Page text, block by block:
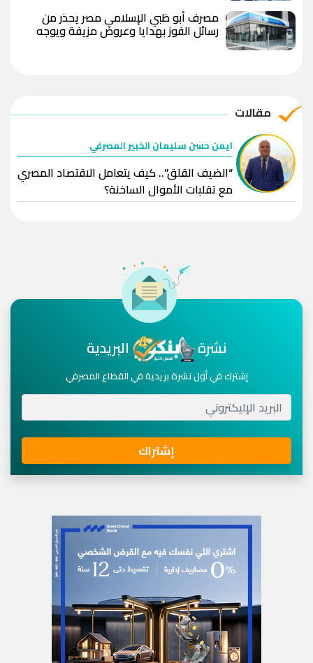
مصرف أبو ظبي الإسلامي مصر يحذر من
رسائل الفوز بهدايا وعروض مزيفة ويوجه
بعدم مشاركة البيانات المصرفية
مقالات
ايمن حسن سليمان الخبير المصرفي
“الضيف القلق”.. كيف يتعامل الاقتصاد المصري
مع تقلبات الأموال الساخنة؟
نشرة البريدية
إشترك في أول نشرة بريدية في القطاع المصرفي